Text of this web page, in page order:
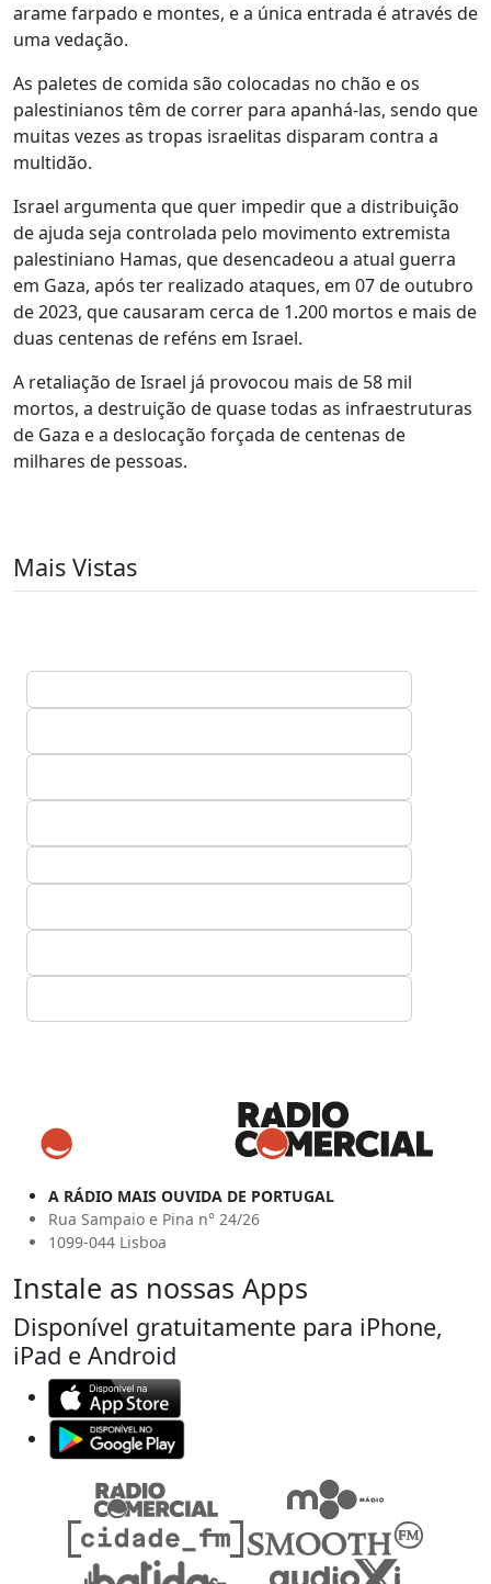
arame farpado e montes, e a única entrada é através de
uma vedação.
As paletes de comida são colocadas no chão e os
palestinianos têm de correr para apanhá-las, sendo que
muitas vezes as tropas israelitas disparam contra a
multidão.
Israel argumenta que quer impedir que a distribuição
de ajuda seja controlada pelo movimento extremista
palestiniano Hamas, que desencadeou a atual guerra
em Gaza, após ter realizado ataques, em 07 de outubro
de 2023, que causaram cerca de 1.200 mortos e mais de
duas centenas de reféns em Israel.
A retaliação de Israel já provocou mais de 58 mil
mortos, a destruição de quase todas as infraestruturas
de Gaza e a deslocação forçada de centenas de
milhares de pessoas.
Mais Vistas
A RÁDIO MAIS OUVIDA DE PORTUGAL
Rua Sampaio e Pina n° 24/26
1099-044 Lisboa
Instale as nossas Apps
Disponível gratuitamente para iPhone,
iPad e Android